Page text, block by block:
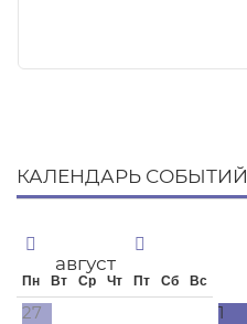
КАЛЕНДАРЬ СОБЫТИЙ
август
Пн Вт Ср Чт Пт Сб Вс
27 1